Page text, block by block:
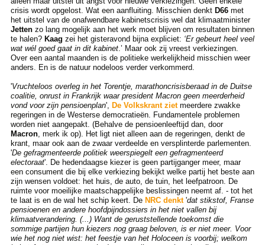
crisis wordt opgelost. Wat een aanfluiting. Misschien denkt D66met
het uitstel van de onafwendbare kabinetscrisis wel dat klimaatminister
Jettenzo lang mogelijk aan het werk moet blijven om resultaten binnen
te halen? Kaag zei het gisteravond bijna expliciet: ‘Er gebeurt heel veel
wat wél goed gaat in dit kabinet.’ Maar ook zij vreest verkiezingen.
Over een aantal maanden is de politieke werkelijkheid misschien weer
anders. En is de natuur nodeloos verder verkommerd.
'Vruchteloos overleg in het Torentje, marathoncrisisberaad in de Duitse
coalitie, onrust in Frankrijk waar president Macron geen meerderheid
vond voor zijn pensioenplan', De Volkskrant zietmeerdere zwakke
regeringen in de Westerse democratieën. Fundamentele problemen
worden niet aangepakt. (Behalve de pensioenleeftijd dan, door
Macron, merk ik op). Het ligt niet alleen aan de regeringen, denkt de
krant, maar ook aan de zwaar verdeelde en versplinterde parlementen.
'De gefragmenteerde politiek weerspiegelt een gefragmenteerd
electoraat'. De hedendaagse kiezer is geen partijganger meer, maar
een consument die bij elke verkiezing bekijkt welke partij het beste aan
zijn wensen voldoet: het huis, de auto, de tuin, het leefpatroon. De
ruimte voor moeilijke maatschappelijke beslissingen neemt af. - tot het
te laat is en de wal het schip keert. DeNRC denkt'dat stikstof, Franse
pensioenen en andere hoofdpijndossiers in het niet vallen bij
klimaatverandering. (...) Want de geruststellende toekomst die
sommige partijen hun kiezers nog graag beloven, is er niet meer. Voor
wie het nog niet wist: het feestje van het Holoceen is voorbij; welkom